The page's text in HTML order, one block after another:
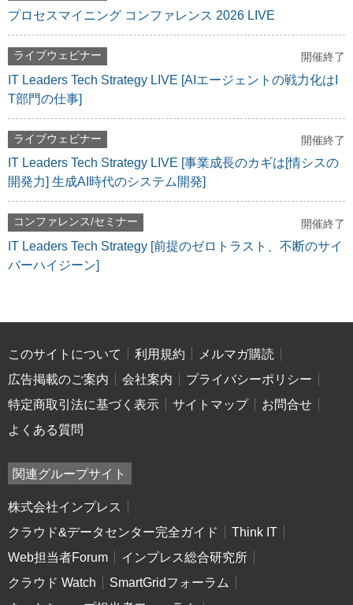
プロセスマイニング コンファレンス 2026 LIVE
ライブウェビナー 開催終了
IT Leaders Tech Strategy LIVE [AIエージェントの戦力化はI
T部門の仕事]
ライブウェビナー 開催終了
IT Leaders Tech Strategy LIVE [事業成長のカギは[情シスの
開発力] 生成AI時代のシステム開発]
コンファレンス/セミナー 開催終了
IT Leaders Tech Strategy [前提のゼロトラスト、不断のサイ
バーハイジーン]
このサイトについて 利用規約
メルマガ購読
広告掲載のご案内
会社案内
プライバシーポリシー
特定商取引法に基づく表示
サイトマップ
お問合せ
よくある質問
関連グループサイト
株式会社インプレス
クラウド&データセンター完全ガイド
Think IT
Web担当者Forum
インプレス総合研究所
クラウド Watch
SmartGridフォーラム